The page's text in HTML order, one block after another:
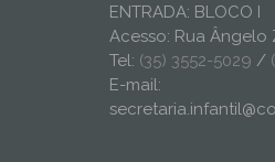
ENTRADA: BLOCO I
Acesso: Rua Ângelo
Tel: (35) 3552-5029 /
E-mail: